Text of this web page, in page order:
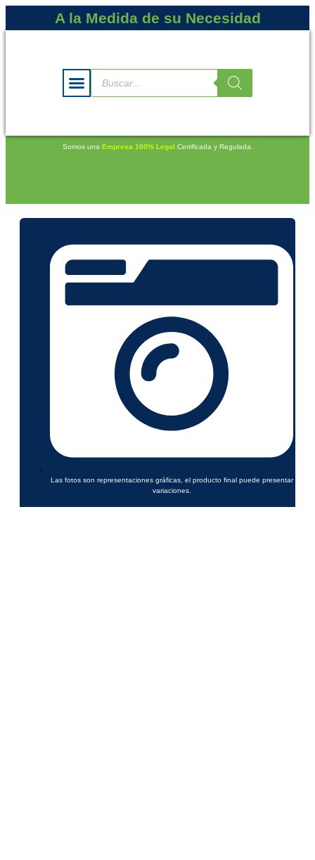
A la Medida de su Necesidad
Somos una Empresa 100% Legal Certificada y Regulada.
Las fotos son representaciones gráficas, el producto final puede presentar
variaciones.